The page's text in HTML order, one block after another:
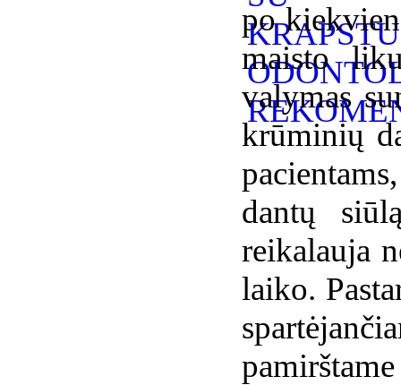
po
maisto
valymas
krūminių
dantų
reikalauja
laiko.